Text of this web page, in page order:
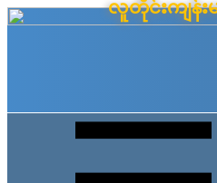
Skip
လူတိုင်းကျန်း